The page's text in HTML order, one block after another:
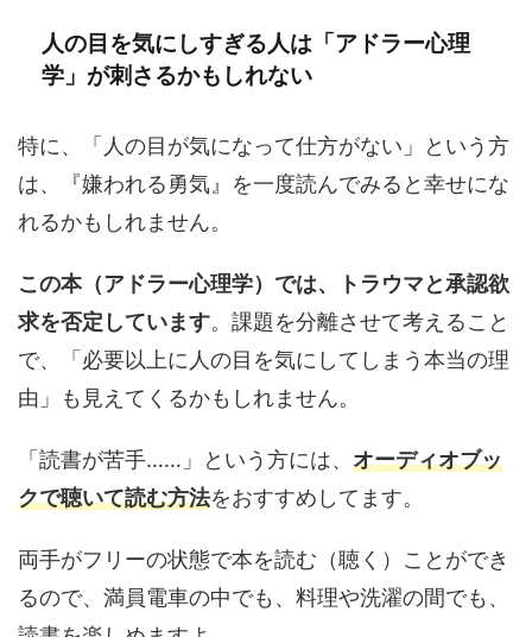
人の目を気にしすぎる人は「アドラー心理
学」が刺さるかもしれない
特に、「人の目が気になって仕方がない」という方
は、『嫌われる勇気』を一度読んでみると幸せにな
れるかもしれません。
この本（アドラー心理学）では、トラウマと承認欲
求を否定しています。課題を分離させて考えること
で、「必要以上に人の目を気にしてしまう本当の理
由」も見えてくるかもしれません。
「読書が苦手……」という方には、 オーディオブッ
クで聴いて読む方法をおすすめしてます。
両手がフリーの状態で本を読む（聴く）ことができ
るので、満員電車の中でも、料理や洗濯の間でも、